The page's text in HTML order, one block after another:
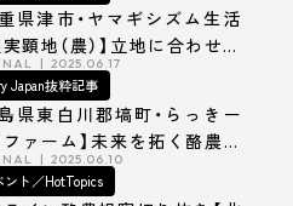
重県津市・ヤマギシズム生活
顕地（農）】立地に合わせた
寒冷・暴風対策
2025.06.17
Japan抜粋記事
島県東白川郡塙町・らっきー
ァーム】未来を拓く酪農経
戦
2025.06.10
ント／HotTopics